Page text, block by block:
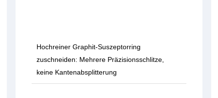
Hochreiner Graphit-Suszeptorring
zuschneiden: Mehrere Präzisionsschlitze,
keine Kantenabsplitterung